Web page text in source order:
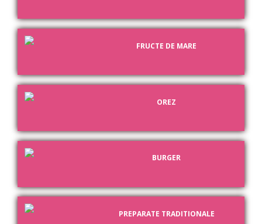
FRUCTE DE MARE
OREZ
BURGER
PREPARATE TRADITIONALE